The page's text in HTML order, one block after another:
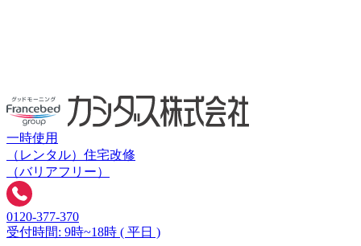
一時使用
（レンタル） 住宅改修
（バリアフリー）
0120-377-370
受付時間: 9時~18時 ( 平日 )